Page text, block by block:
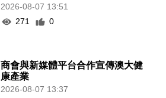
2026-08-07 13:51
271
0
商會與新媒體平台合作宣傳澳大健
康產業
2026-08-07 13:37